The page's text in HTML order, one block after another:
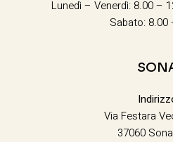
Lunedì – Venerdì: 8.00 –
Sabato: 8.00
Via Festara
37060